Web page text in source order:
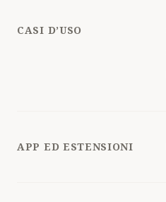
CASI D’USO
APP ED ESTENSIONI